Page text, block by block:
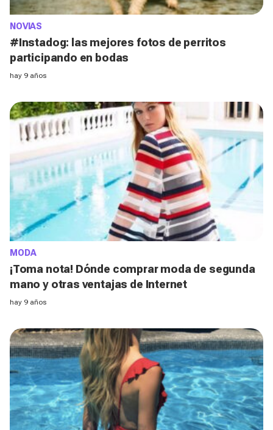
NOVIAS
#Instadog: las mejores fotos de perritos
participando en bodas
hay 9 años
MODA
¡Toma nota! Dónde comprar moda de segunda
mano y otras ventajas de Internet​
hay 9 años